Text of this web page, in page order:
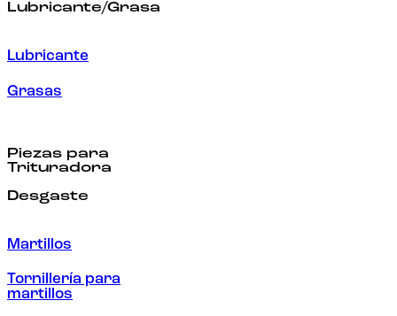
Lubricante/Grasa
Lubricante
Grasas
Piezas para
Trituradora
Desgaste
Martillos
Tornillería para
martillos